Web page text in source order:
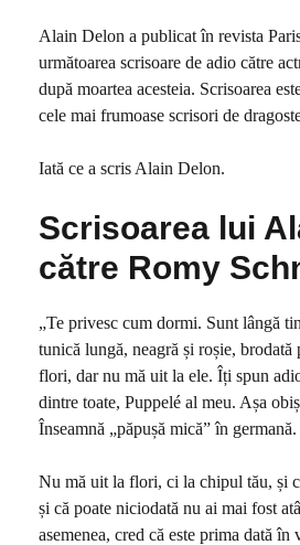
Alain Delon a publicat în revista
următoarea scrisoare de adio către
după moartea acesteia. Scrisoarea
cele mai frumoase scrisori de
Iată ce a scris Alain Delon.
Scrisoarea lui
către Romy
„Te privesc cum dormi. Sunt lângă
tunică lungă, neagră și roșie, brodată
flori, dar nu mă uit la ele. Îți spun
dintre toate, Puppelé al meu. Așa
Înseamnă „păpușă mică” în germană.
Nu mă uit la flori, ci la chipul tău, și
și că poate niciodată nu ai mai fost
asemenea, cred că este prima dată în